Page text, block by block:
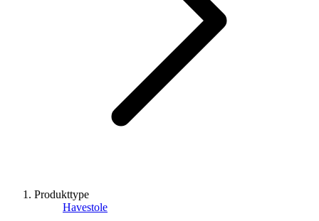
Produkttype
Havestole